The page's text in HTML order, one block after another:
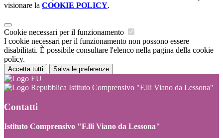
visionare la COOKIE POLICY.
Cookie necessari per il funzionamento
I cookie necessari per il funzionamento non possono essere
disabilitati. È possibile consultare l'elenco nella pagina della cookie
policy.
Accetta tutti Salva le preferenze
Istituto Comprensivo "F.lli Viano da Lessona"
Contatti
Istituto Comprensivo "F.lli Viano da Lessona"